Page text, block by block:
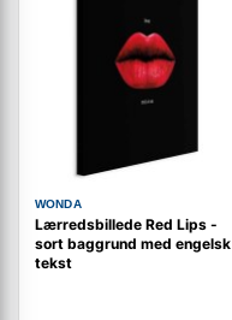
WONDA
Lærredsbillede Red Lips -
sort baggrund med engelsk
tekst